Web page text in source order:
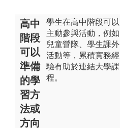
高中
階段
可以
準備
的學
習方
法或
方向
學生在高中階段可以
主動參與活動，例如
兒童營隊、學生課外
活動等，累積實務經
驗有助於連結大學課
程。